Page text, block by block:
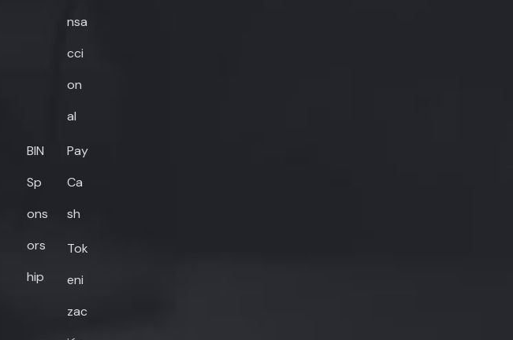
nsa
cci
on
al
BIN
Sp
ons
ors
hip
Pay
Ca
sh
Tok
eni
zac